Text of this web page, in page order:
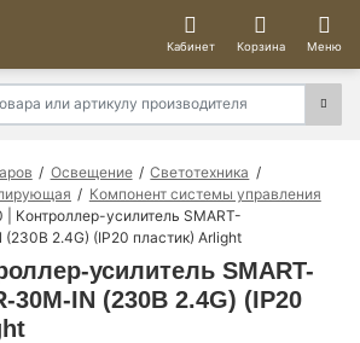
Кабинет Корзина Меню
Освещение
Светотехника
Компонент системы управления
Контроллер-усилитель SMART-
2.4G) (IP20 пластик) Arlight
усилитель SMART-
30M-IN (230В 2.4G) (IP20